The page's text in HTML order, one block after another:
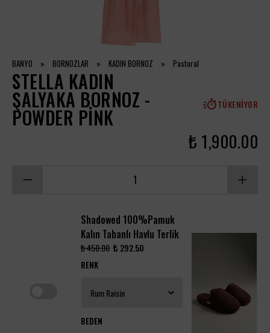
BANYO » BORNOZLAR » KADIN BORNOZ » Pastoral
STELLA KADIN
ŞALYAKA BORNOZ -
POWDER PINK TÜKENIYOR
₺ 1,900.00
Shadowed 100%Pamuk
Kalın Tabanlı Havlu Terlik
₺ 450.00 ₺ 292.50
RENK
BEDEN